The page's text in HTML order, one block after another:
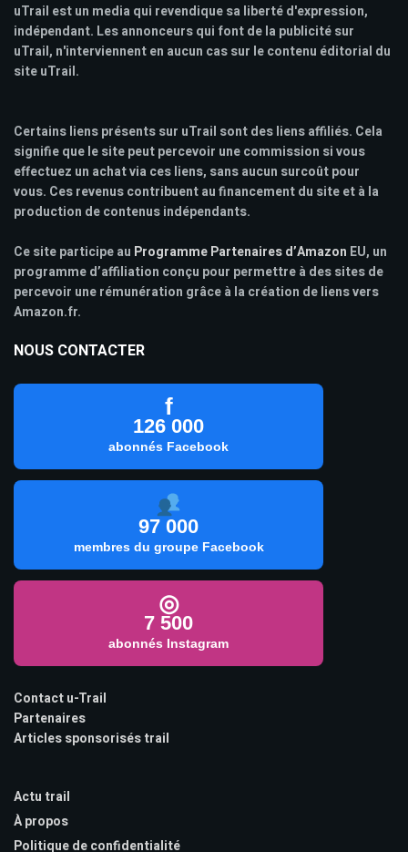
uTrail est un media qui revendique sa liberté d'expression,
indépendant. Les annonceurs qui font de la publicité sur
uTrail, n'interviennent en aucun cas sur le contenu éditorial du
site uTrail.
Certains liens présents sur uTrail sont des liens affiliés. Cela
signifie que le site peut percevoir une commission si vous
effectuez un achat via ces liens, sans aucun surcoût pour
vous. Ces revenus contribuent au financement du site et à la
production de contenus indépendants.
Ce site participe au Programme Partenaires d’Amazon EU, un
programme d’affiliation conçu pour permettre à des sites de
percevoir une rémunération grâce à la création de liens vers
Amazon.fr.
NOUS CONTACTER
f
126 000
abonnés Facebook
97 000
membres du groupe Facebook
◎
7 500
abonnés Instagram
Contact u-Trail
Partenaires
Articles sponsorisés trail
Actu trail
À propos
Politique de confidentialité